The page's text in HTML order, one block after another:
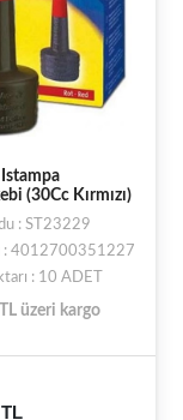
Istampa
(30Cc Kırmızı)
: ST23229
: 4012700351227
: 10 ADET
üzeri kargo